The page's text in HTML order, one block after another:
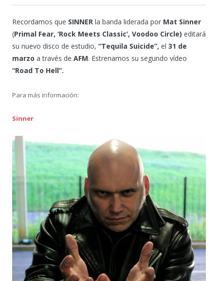
Recordamos que SINNER la banda liderada por Mat Sinner
(Primal Fear, ‘Rock Meets Classic’, Voodoo Circle) editará
su nuevo disco de estudio, “Tequila Suicide”, el 31 de
marzo a través de AFM. Estrenamos su segundo vídeo
“Road To Hell”.
Para más información:
Sinner